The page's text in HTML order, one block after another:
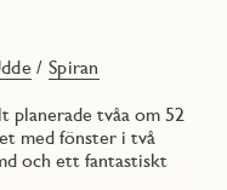
/ Spiran
planerade tvåa om 52
med fönster i två
och ett fantastiskt